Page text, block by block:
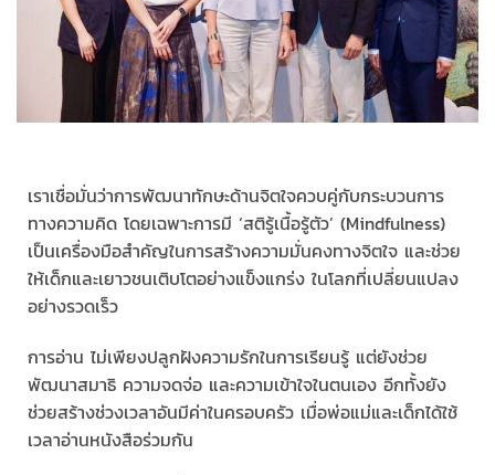
เราเชื่อมั่นว่าการพัฒนาทักษะด้านจิตใจควบคู่กับกระบวนการ
ทางความคิด โดยเฉพาะการมี ‘สติรู้เนื้อรู้ตัว’ (Mindfulness)
เป็นเครื่องมือสำคัญในการสร้างความมั่นคงทางจิตใจ และช่วย
ให้เด็กและเยาวชนเติบโตอย่างแข็งแกร่ง ในโลกที่เปลี่ยนแปลง
อย่างรวดเร็ว
การอ่าน ไม่เพียงปลูกฝังความรักในการเรียนรู้ แต่ยังช่วย
พัฒนาสมาธิ ความจดจ่อ และความเข้าใจในตนเอง อีกทั้งยัง
ช่วยสร้างช่วงเวลาอันมีค่าในครอบครัว เมื่อพ่อแม่และเด็กได้ใช้
เวลาอ่านหนังสือร่วมกัน